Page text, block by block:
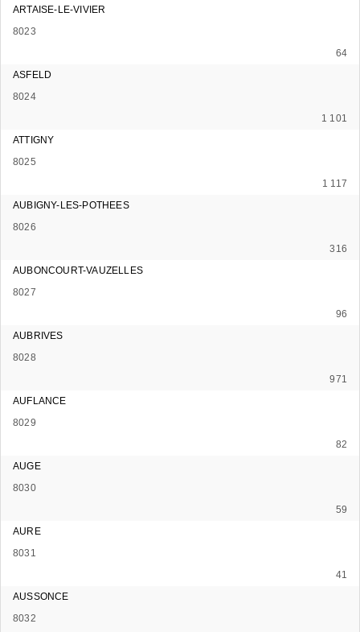
ARTAISE-LE-VIVIER
8023
64
ASFELD
8024
1 101
ATTIGNY
8025
1 117
AUBIGNY-LES-POTHEES
8026
316
AUBONCOURT-VAUZELLES
8027
96
AUBRIVES
8028
971
AUFLANCE
8029
82
AUGE
8030
59
AURE
8031
41
AUSSONCE
8032